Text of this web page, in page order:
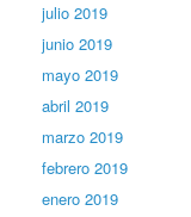
julio 2019
junio 2019
mayo 2019
abril 2019
marzo 2019
febrero 2019
enero 2019